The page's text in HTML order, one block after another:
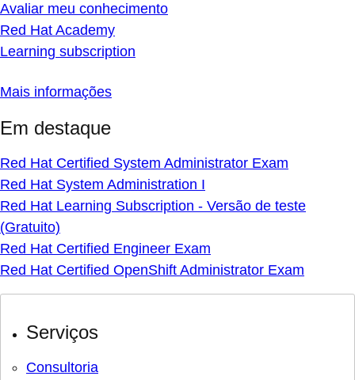
Avaliar meu conhecimento
Red Hat Academy
Learning subscription
Mais informações
Em destaque
Red Hat Certified System Administrator Exam
Red Hat System Administration I
Red Hat Learning Subscription - Versão de teste
(Gratuito)
Red Hat Certified Engineer Exam
Red Hat Certified OpenShift Administrator Exam
Serviços
Consultoria